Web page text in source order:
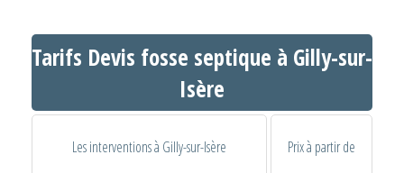
Tarifs Devis fosse septique à Gilly-sur-
Isère
Les interventions à Gilly-sur-Isère Prix à partir de